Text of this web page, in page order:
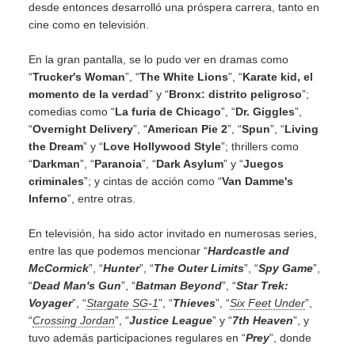
desde entonces desarrolló una próspera carrera, tanto en
cine como en televisión.
En la gran pantalla, se lo pudo ver en dramas como
“Trucker's Woman”, “The White Lions”, “Karate kid, el
momento de la verdad” y “Bronx: distrito peligroso”;
comedias como “La furia de Chicago”, “Dr. Giggles”,
“Overnight Delivery”, “American Pie 2”, “Spun”, “Living
the Dream” y “Love Hollywood Style”; thrillers como
“Darkman”, “Paranoia”, “Dark Asylum” y “Juegos
criminales”; y cintas de acción como “Van Damme's
Inferno”, entre otras.
En televisión, ha sido actor invitado en numerosas series,
entre las que podemos mencionar “Hardcastle and
McCormick”, “Hunter”, “The Outer Limits”, “Spy Game”,
“Dead Man's Gun”, “Batman Beyond”, “Star Trek:
Voyager”, “Stargate SG-1”, “Thieves”, “Six Feet Under”,
“Crossing Jordan”, “Justice League” y “7th Heaven”, y
tuvo además participaciones regulares en “Prey”, donde